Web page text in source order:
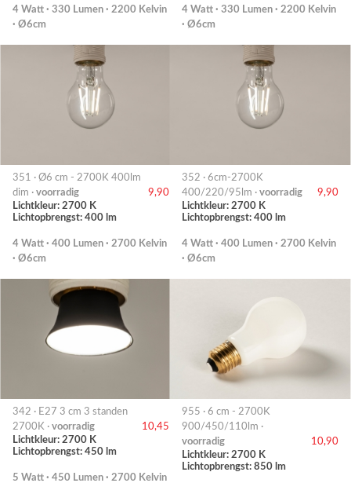
4 Watt · 330 Lumen · 2200 Kelvin
· Ø6cm
4 Watt · 330 Lumen · 2200 Kelvin
· Ø6cm
351 · Ø6 cm - 2700K 400lm
dim · voorradig
9,90
Lichtkleur: 2700 K
Lichtopbrengst: 400 lm
4 Watt · 400 Lumen · 2700 Kelvin
· Ø6cm
352 · 6cm-2700K
400/220/95lm · voorradig
9,90
Lichtkleur: 2700 K
Lichtopbrengst: 400 lm
4 Watt · 400 Lumen · 2700 Kelvin
· Ø6cm
342 · E27 3 cm 3 standen
2700K · voorradig
10,45
Lichtkleur: 2700 K
Lichtopbrengst: 450 lm
5 Watt · 450 Lumen · 2700 Kelvin
955 · 6 cm - 2700K
900/450/110lm ·
voorradig
10,90
Lichtkleur: 2700 K
Lichtopbrengst: 850 lm